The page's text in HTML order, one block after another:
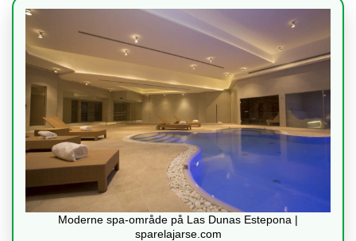
Moderne spa-område på Las Dunas Estepona |
sparelajarse.com